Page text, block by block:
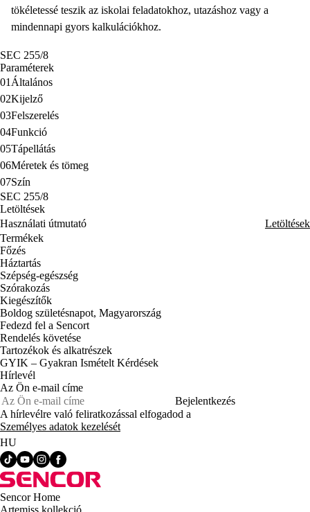
tökéletessé teszik az iskolai feladatokhoz, utazáshoz vagy a
mindennapi gyors kalkulációkhoz.
SEC 255/8
Paraméterek
01 Általános
02Kijelző
03Felszerelés
04Funkció
05Tápellátás
06Méretek és tömeg
07Szín
SEC 255/8
Letöltések
Használati útmutató
Letöltések
Termékek
Főzés
Háztartás
Szépség-egészség
Szórakozás
Kiegészítők
Boldog születésnapot, Magyarország
Fedezd fel a Sencort
Rendelés követése
Tartozékok és alkatrészek
GYIK – Gyakran Ismételt Kérdések
Hírlevél
Az Ön e-mail címe
Bejelentkezés
A hírlevélre való feliratkozással elfogadod a
Személyes adatok kezelését
HU
Sencor Home
Artemiss kollekció